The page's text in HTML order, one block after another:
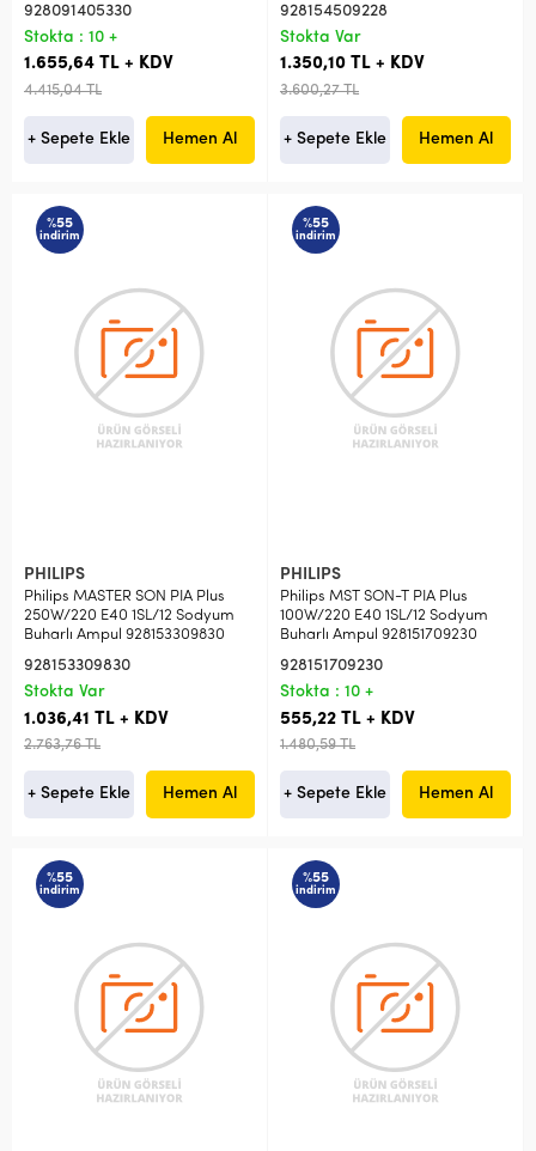
928091405330
Stokta : 10 +
1.655,64 TL + KDV
4.415,04 TL
+ Sepete Ekle Hemen Al
928154509228
Stokta Var
1.350,10 TL + KDV
3.600,27 TL
+ Sepete Ekle Hemen Al
%55
indirim
PHILIPS
Philips MASTER SON PIA Plus
250W/220 E40 1SL/12 Sodyum
Buharlı Ampul 928153309830
928153309830
Stokta Var
1.036,41 TL + KDV
2.763,76 TL
+ Sepete Ekle Hemen Al
%55
indirim
PHILIPS
Philips MST SON-T PIA Plus
100W/220 E40 1SL/12 Sodyum
Buharlı Ampul 928151709230
928151709230
Stokta : 10 +
555,22 TL + KDV
1.480,59 TL
+ Sepete Ekle Hemen Al
%55
indirim
%55
indirim